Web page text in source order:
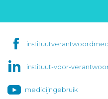
instituut-voor-
medicijngebruik